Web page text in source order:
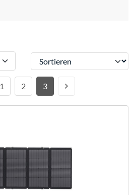
Sortieren
1 2 3